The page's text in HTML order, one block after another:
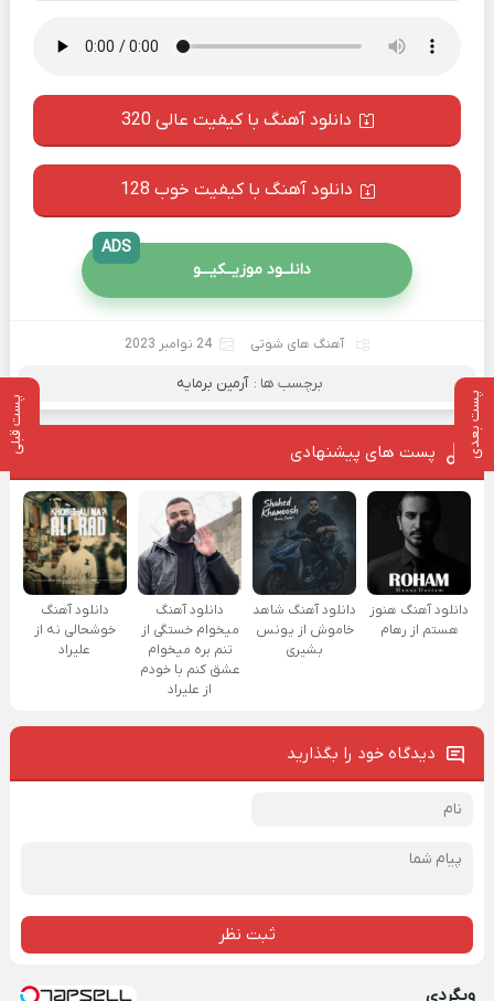
پست بعدی پست قبلی
دانلود آهنگ با کیفیت عالی 320
دانلود آهنگ با کیفیت خوب 128
دانلــود موزیــکیـــو
ADS
آهنگ های شوتی 24 نوامبر 2023
برچسب ها : آرمین برمایه
پست های پیشنهادی
دانلود آهنگ هنوز
هستم از رهام
دانلود آهنگ شاهد
خاموش از یونس
بشیری
دانلود آهنگ
میخوام خستگی از
تنم بره میخوام
عشق کنم با خودم
از علیراد
دانلود آهنگ
خوشحالی نه از
علیراد
دیدگاه خود را بگذارید
ثبت نظر
وبگردی